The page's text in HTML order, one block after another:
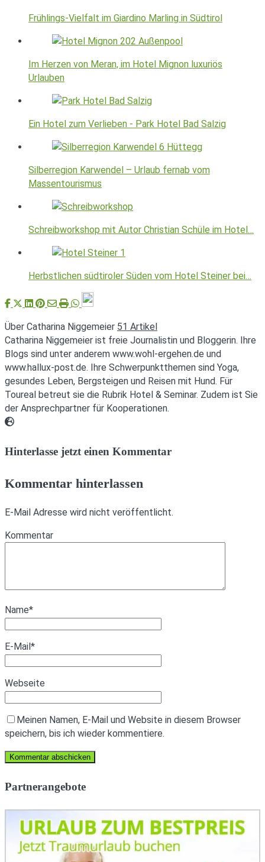
Frühlings-Vielfalt im Giardino Marling in Südtirol
Im Herzen von Meran, im Hotel Mignon luxuriös
Urlauben
Ein Hotel zum Verlieben - Park Hotel Bad Salzig
Silberregion Karwendel – Urlaub fernab vom
Massentourismus
Schreibworkshop mit Autor Christian Schüle im Hotel…
Herbstlichen südtiroler Süden vom Hotel Steiner bei…
Über Catharina Niggemeier 51 Artikel
Catharina Niggemeier ist freie Journalistin und Bloggerin. Ihre
Blogs sind unter anderem www.wohl-ergehen.de und
www.hallux-post.de. Ihre Schwerpunktthemen sind Yoga,
gesundes Leben, Bergsteigen und Reisen mit Hund. Für
Toureal betreut sie die Rubrik Hotel & Seminar. Zudem ist Sie
der Ansprechpartner für Kooperationen.
Webseite
Hinterlasse jetzt einen Kommentar
Kommentar hinterlassen
E-Mail Adresse wird nicht veröffentlicht.
Kommentar
Name*
E-Mail *
Webseite
Meinen Namen, E-Mail und Website in diesem Browser
speichern, bis ich wieder kommentiere.
Partnerangebote